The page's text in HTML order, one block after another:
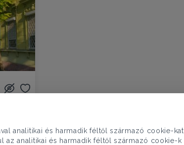
3 szoba 81 nm 1 fürdő
analitikai és harmadik féltől származó cookie-kat
az analitikai és harmadik féltől származó cookie-k